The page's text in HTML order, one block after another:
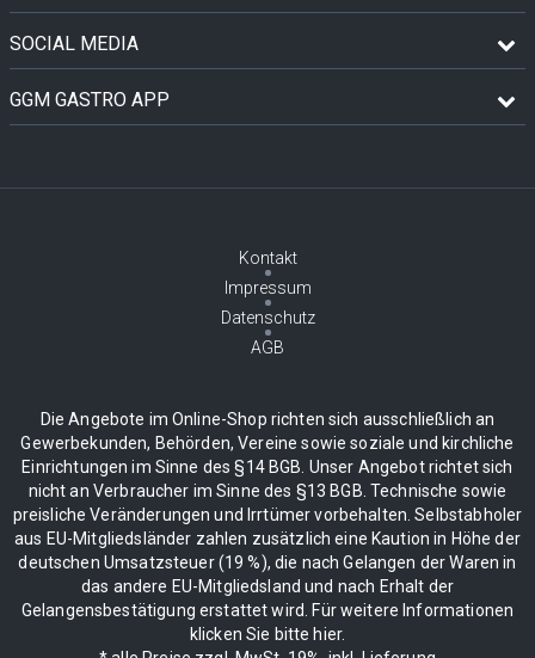
SOCIAL MEDIA
GGM GASTRO APP
Kontakt
Impressum
Datenschutz
AGB
Die Angebote im Online-Shop richten sich ausschließlich an
Gewerbekunden, Behörden, Vereine sowie soziale und kirchliche
Einrichtungen im Sinne des §14 BGB. Unser Angebot richtet sich
nicht an Verbraucher im Sinne des §13 BGB. Technische sowie
preisliche Veränderungen und Irrtümer vorbehalten. Selbstabholer
aus EU-Mitgliedsländer zahlen zusätzlich eine Kaution in Höhe der
deutschen Umsatzsteuer (19 %), die nach Gelangen der Waren in
das andere EU-Mitgliedsland und nach Erhalt der
Gelangensbestätigung erstattet wird. Für weitere Informationen
klicken Sie bitte hier.